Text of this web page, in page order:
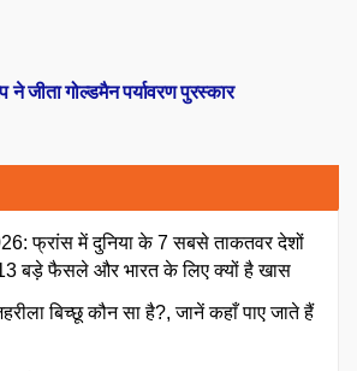
जीता गोल्डमैन पर्यावरण पुरस्कार
फ्रांस में दुनिया के 7 सबसे ताकतवर देशों
बड़े फैसले और भारत के लिए क्यों है खास
बिच्छू कौन सा है?, जानें कहाँ पाए जाते हैं